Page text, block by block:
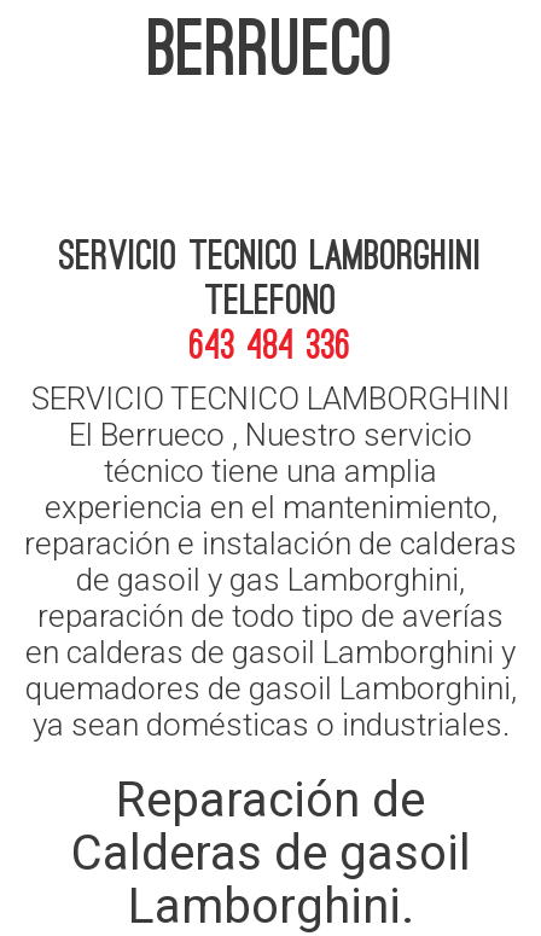
BERRUECO
Servicio Tecnico Lamborghini
telefono
643 484 336
SERVICIO TECNICO LAMBORGHINI
El Berrueco , Nuestro servicio
técnico tiene una amplia
experiencia en el mantenimiento,
reparación e instalación de calderas
de gasoil y gas Lamborghini,
reparación de todo tipo de averías
en calderas de gasoil Lamborghini y
quemadores de gasoil Lamborghini,
ya sean domésticas o industriales.
Reparación de
Calderas de gasoil
Lamborghini.